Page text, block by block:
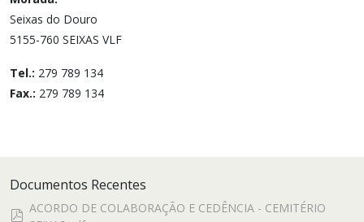
Seixas do Douro
5155-760 SEIXAS VLF
Tel.: 279 789 134
Fax.: 279 789 134
Documentos Recentes
pdf
ACORDO DE COLABORAÇÃO E CEDÊNCIA - CEMITÉRIO